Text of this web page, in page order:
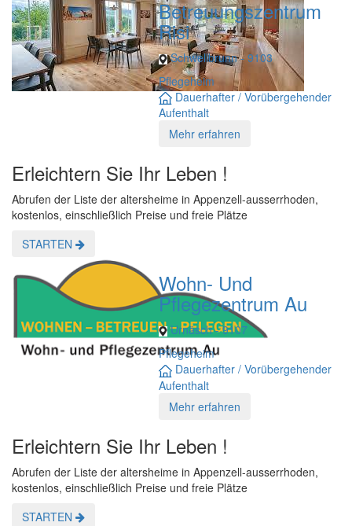
Betreuungszentrum
Risi
Schwellbrunn - 9103
Pflegeheim
Dauerhafter / Vorübergehender
Aufenthalt
Mehr erfahren
Erleichtern Sie Ihr Leben !
Abrufen der Liste der altersheime in Appenzell-ausserrhoden,
kostenlos, einschließlich Preise und freie Plätze
STARTEN
Wohn- Und
Pflegezentrum Au
Urnäsch - 9107
Pflegeheim
Dauerhafter / Vorübergehender
Aufenthalt
Mehr erfahren
Erleichtern Sie Ihr Leben !
Abrufen der Liste der altersheime in Appenzell-ausserrhoden,
kostenlos, einschließlich Preise und freie Plätze
STARTEN